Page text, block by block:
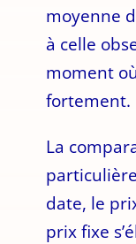
moyenne
à celle
moment
fortement.
La
date, le
prix fixe